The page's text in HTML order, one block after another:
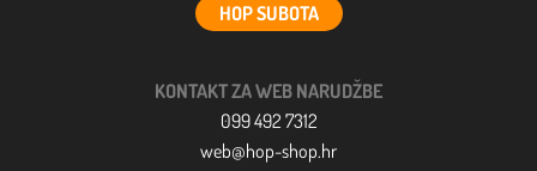
HOP SUBOTA
KONTAKT ZA WEB NARUDŽBE
099 492 7312
web@hop-shop.hr